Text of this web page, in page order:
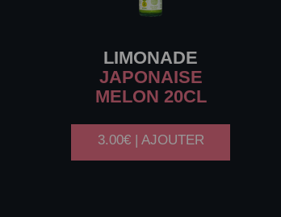
LIMONADE
JAPONAISE
MELON 20CL
3.00€ | AJOUTER